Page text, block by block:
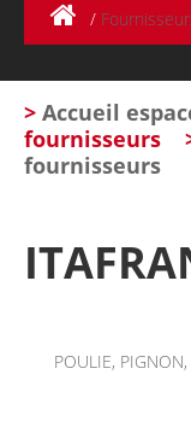
/
> Accueil
fournisseurs
fournisseurs
POULIE,